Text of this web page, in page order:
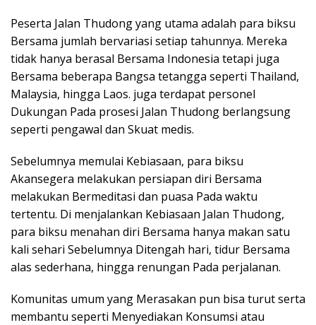
Peserta Jalan Thudong yang utama adalah para biksu
Bersama jumlah bervariasi setiap tahunnya. Mereka
tidak hanya berasal Bersama Indonesia tetapi juga
Bersama beberapa Bangsa tetangga seperti Thailand,
Malaysia, hingga Laos. juga terdapat personel
Dukungan Pada prosesi Jalan Thudong berlangsung
seperti pengawal dan Skuat medis.
Sebelumnya memulai Kebiasaan, para biksu
Akansegera melakukan persiapan diri Bersama
melakukan Bermeditasi dan puasa Pada waktu
tertentu. Di menjalankan Kebiasaan Jalan Thudong,
para biksu menahan diri Bersama hanya makan satu
kali sehari Sebelumnya Ditengah hari, tidur Bersama
alas sederhana, hingga renungan Pada perjalanan.
Komunitas umum yang Merasakan pun bisa turut serta
membantu seperti Menyediakan Konsumsi atau